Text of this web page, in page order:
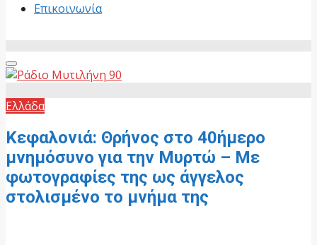
Επικοινωνία
Primary
Menu
Ελλάδα
Κεφαλονιά: Θρήνος στο 40ήμερο
μνημόσυνο για την Μυρτώ – Με
φωτογραφίες της ως άγγελος
στολισμένο το μνήμα της